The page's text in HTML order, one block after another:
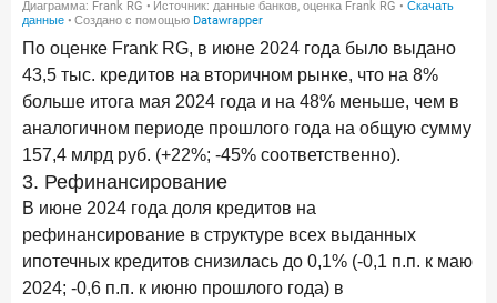
По оценке Frank RG, в июне 2024 года было выдано
43,5 тыс. кредитов на вторичном рынке, что на 8%
больше итога мая 2024 года и на 48% меньше, чем в
аналогичном периоде прошлого года на общую сумму
157,4 млрд руб. (+22%; -45% соответственно).
3. Рефинансирование
В июне 2024 года доля кредитов на
рефинансирование в структуре всех выданных
ипотечных кредитов снизилась до 0,1% (-0,1 п.п. к маю
2024; -0,6 п.п. к июню прошлого года) в